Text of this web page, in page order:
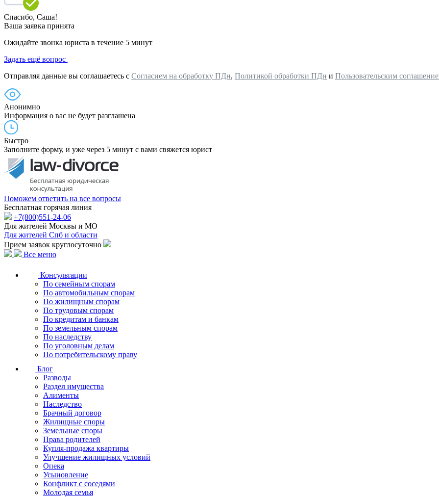
Спасибо, Саша!
Ваша заявка принята
Ожидайте звонка юриста в течение 5 минут
Задать ещё вопрос
Отправляя данные вы соглашаетесь с Согласием на обработку ПДн, Политикой обработки ПДн и Пользовательским
Анонимно
Информация о вас не будет разглашена
Быстро
Заполните форму, и уже через 5 минут с вами свяжется юрист
Поможем ответить на все вопросы
Бесплатная горячая линия
+7(800)551-24-06
Для жителей Москвы и МО
Для жителей Спб и области
Прием заявок круглосуточно
Все меню
Консультации
По семейным спорам
По автомобильным спорам
По жилищным спорам
По трудовым спорам
По кредитам и банкам
По земельным спорам
По наследству
По уголовным делам
По потребительскому праву
Блог
Разводы
Раздел имущества
Алименты
Наследство
Брачный договор
Жилищные споры
Земельные споры
Права родителей
Купля-продажа квартиры
Улучшение жилищных условий
Опека
Усыновление
Конфликт с соседями
Молодая семья